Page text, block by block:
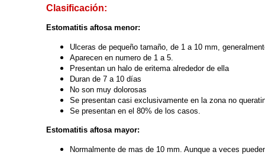
Clasificación:
Estomatitis aftosa menor:
Ulceras de pequeño tamaño, de 1 a 10 mm,
Aparecen en numero de 1 a 5.
Presentan un halo de eritema alrededor de ella
Duran de 7 a 10 días
No son muy dolorosas
Se presentan casi exclusivamente en la zona no
Se presentan en el 80% de los casos.
Estomatitis aftosa mayor:
Normalmente de mas de 10 mm. Aunque a veces